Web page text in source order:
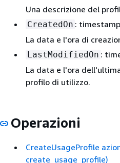
Una descrizione del
CreatedOn :
La data e l'ora di
LastModifiedOn :
La data e l'ora
profilo di utilizzo.
Operazioni
CreateUsageProfile
create_usage_profile)